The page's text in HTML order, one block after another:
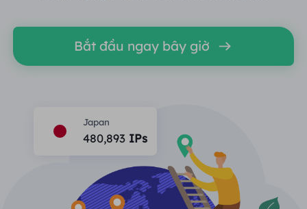
Proxy cư trú không giới hạn
Một đặc vụ ISP lâu dài
Proxy dân cư tĩnh $0.28/IP/Ngày
Ủy nhiệm trung tâm dữ liệu tĩnh
Một đặc vụ ISP lâu dài $1.4
THEO TRƯỜNG HỢP SỬ DỤNG
Bảo vệ thương hiệu
Giám sát SEO
Tài nguyên
Chương trình liên kết
Đối tác
Học hỏi
Câu hỏi thường gặp
Bắt đầu ngay bây giờ
Japan
480,893IPs